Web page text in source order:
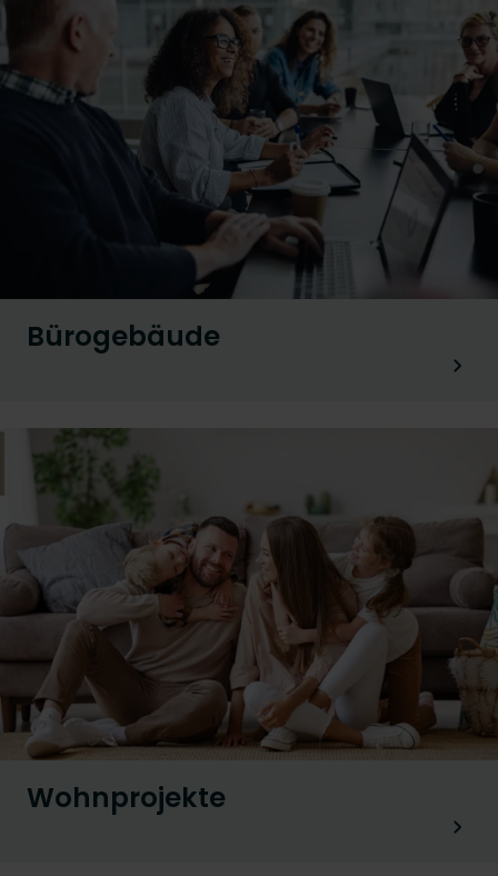
Bürogebäude
Wohnprojekte